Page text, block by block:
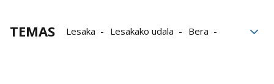
TEMAS Lesaka Lesakako udala
Bera